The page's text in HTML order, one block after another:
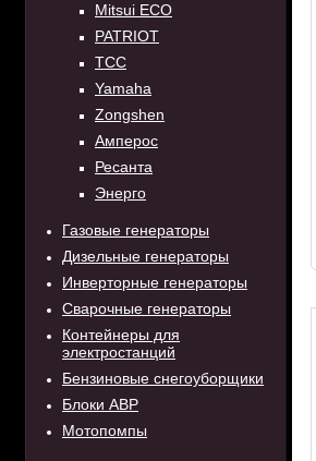
Mitsui ECO
PATRIOT
TCC
Yamaha
Zongshen
Амперос
Ресанта
Энерго
Газовые генераторы
Дизельные генераторы
Инверторные генераторы
Сварочные генераторы
Контейнеры для
электростанций
Бензиновые снегоуборщики
Блоки АВР
Мотопомпы